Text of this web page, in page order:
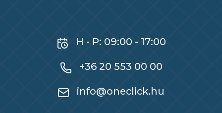
H - P: 09:00 - 17:00
+36 20 553 00 00
info@oneclick.hu